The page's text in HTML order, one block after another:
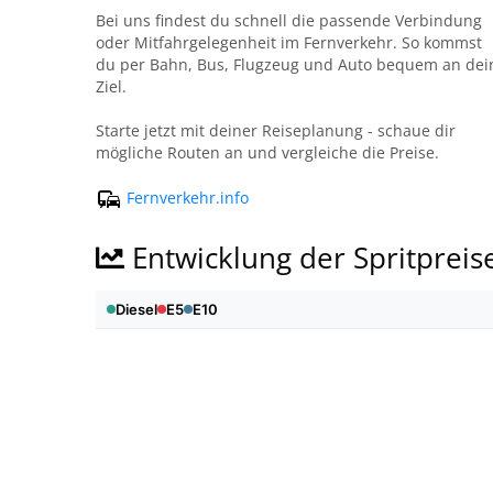
Bei uns findest du schnell die passende Verbindung
oder Mitfahrgelegenheit im Fernverkehr. So kommst
du per Bahn, Bus, Flugzeug und Auto bequem an
Ziel.
Starte jetzt mit deiner Reiseplanung - schaue dir
mögliche Routen an und vergleiche die Preise.
Fernverkehr.info
Entwicklung der